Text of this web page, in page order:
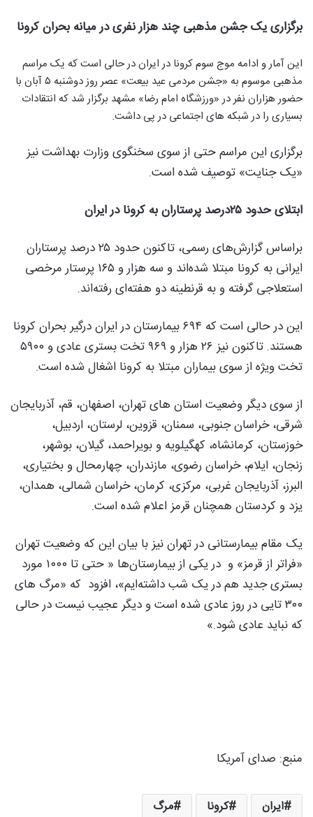
برگزاری یک جشن مذهبی چند هزار نفری در میانه بحران کرونا
این آمار و ادامه موج سوم کرونا در ایران در حالی است که یک مراسم
مذهبی موسوم به «جشن مردمی عید بیعت» عصر روز دوشنبه ۵ آبان با
حضور هزاران نفر در «ورزشگاه امام رضا» مشهد برگزار شد که انتقادات
بسیاری را در شبکه های اجتماعی در پی داشت.
برگزاری این مراسم حتی از سوی سخنگوی وزارت بهداشت نیز
«یک جنایت» توصیف شده است.
ابتلای حدود ۲۵درصد پرستاران به کرونا در ایران
براساس گزارش‌های رسمی، تاکنون حدود ۲۵ درصد پرستاران
ایرانی به کرونا مبتلا شده‌اند و سه هزار و ۱۶۵ پرستار مرخصی
استعلاجی گرفته و به قرنطینه دو هفته‌ای رفته‌اند.
این در حالی است که ۶۹۴ بیمارستان در ایران درگیر بحران کرونا
هستند. تاکنون نیز ۲۶ هزار و ۹۶۹ تخت بستری عادی و ۵۹۰۰
تخت ویژه از سوی بیماران مبتلا به کرونا اشغال شده است.
از سوی دیگر وضعیت استان های تهران، اصفهان، قم، آذربایجان
شرقی، خراسان جنوبی، سمنان، قزوین، لرستان، اردبیل،
خوزستان، کرمانشاه، کهگیلویه و بویراحمد، گیلان، بوشهر،
زنجان، ایلام، خراسان رضوی، مازندران، چهارمحال و بختیاری،
البرز، آذربایجان غربی، مرکزی، کرمان، خراسان شمالی، همدان،
یزد و کردستان همچنان قرمز اعلام شده است.
یک مقام بیمارستانی در تهران نیز با بیان این که وضعیت تهران
«فراتر از قرمز» و در یکی از بیمارستان‌ها « حتی تا ۱۰۰۰ مورد
بستری جدید هم در یک شب داشته‌ایم»، افزود که «مرگ های
۳۰۰ تایی در روز عادی شده است و دیگر عجیب نیست در حالی
که نباید عادی شود.»
منبع: صدای آمریکا
ایران کرونا مرگ